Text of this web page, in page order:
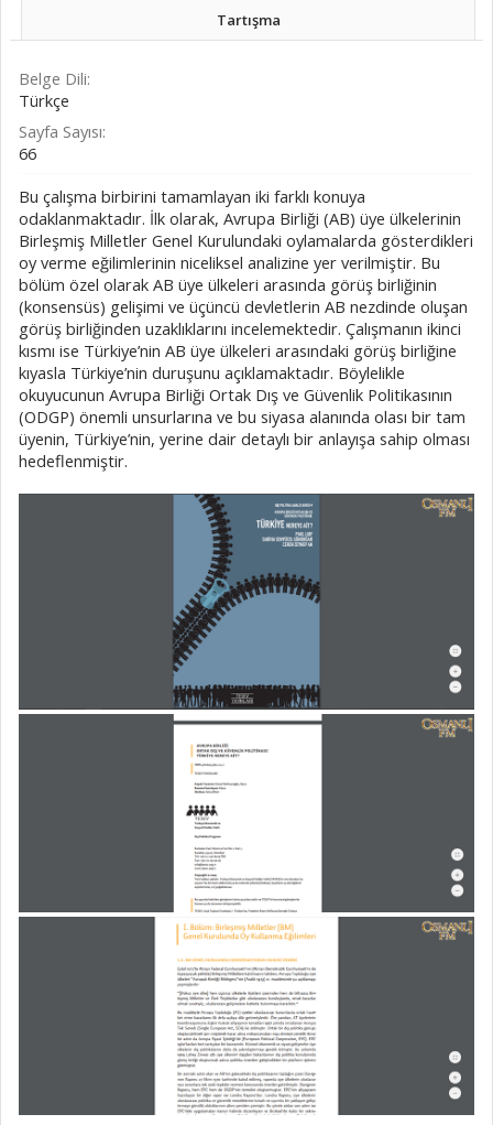
Tartışma
Belge Dili:
Türkçe
Sayfa Sayısı:
66
Bu çalışma birbirini tamamlayan iki farklı konuya
odaklanmaktadır. İlk olarak, Avrupa Birliği (AB) üye ülkelerinin
Birleşmiş Milletler Genel Kurulundaki oylamalarda gösterdikleri
oy verme eğilimlerinin niceliksel analizine yer verilmiştir. Bu
bölüm özel olarak AB üye ülkeleri arasında görüş birliğinin
(konsensüs) gelişimi ve üçüncü devletlerin AB nezdinde oluşan
görüş birliğinden uzaklıklarını incelemektedir. Çalışmanın ikinci
kısmı ise Türkiye’nin AB üye ülkeleri arasındaki görüş birliğine
kıyasla Türkiye’nin duruşunu açıklamaktadır. Böylelikle
okuyucunun Avrupa Birliği Ortak Dış ve Güvenlik Politikasının
(ODGP) önemli unsurlarına ve bu siyasa alanında olası bir tam
üyenin, Türkiye’nin, yerine dair detaylı bir anlayışa sahip olması
hedeflenmiştir.